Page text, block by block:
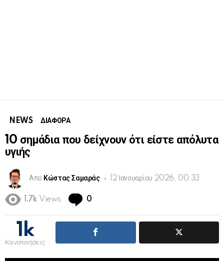
NEWS ΔΙΑΦΟΡΑ
10 σημάδια που δείχνουν ότι είστε απόλυτα
υγιής
Από Κώστας Σαμαράς 12 Ιανουαρίου 2026, 00:33
1.7k Views 0
1k
Κοινοποιήσεις